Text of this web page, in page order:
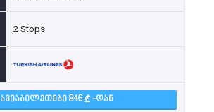
2 Stops
ᲐᲕᲘᲐᲑᲘᲚᲔᲗᲔᲑᲘ 846 -ᲓᲐᲜ